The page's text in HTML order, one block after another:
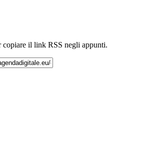
il link RSS negli appunti.